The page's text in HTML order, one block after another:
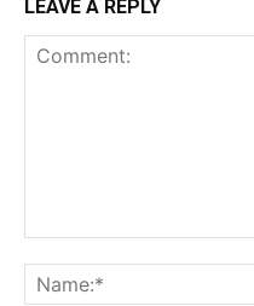
LEAVE A REPLY